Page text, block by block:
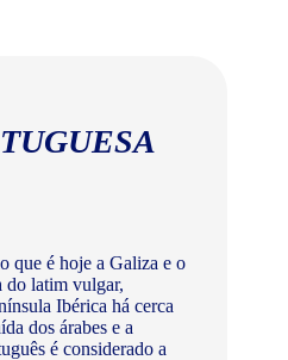
que é hoje a Galiza e o
do latim vulgar,
Ibérica há cerca
dos árabes e a
é considerado a